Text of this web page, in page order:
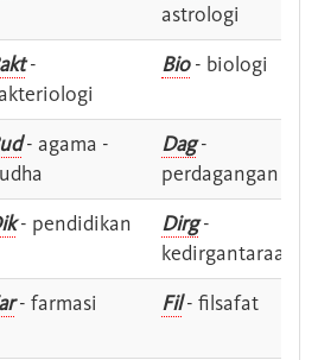
astrologi
-
Bio- biologi
- agama -
Dag-
perdagangan
- pendidikan Dirg-
kedirgantaraan
- farmasi Fil- filsafat